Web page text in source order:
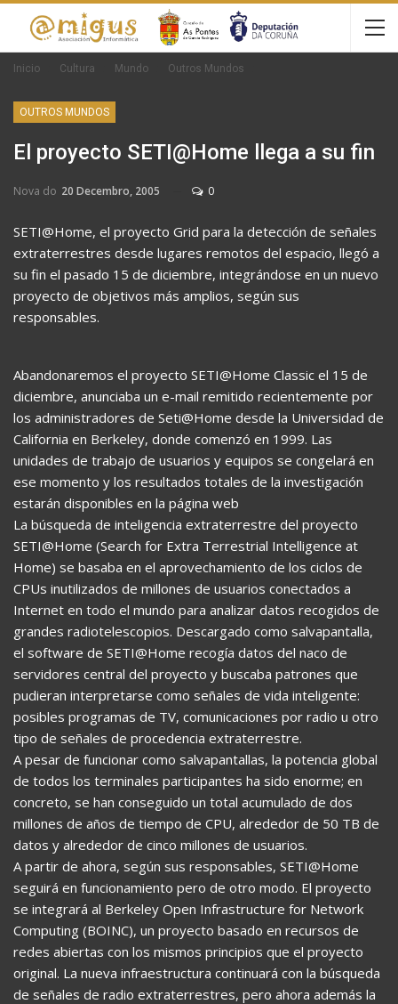
Inicio Cultura Mundo Outros Mundos
OUTROS MUNDOS
El proyecto SETI@Home llega a su fin
Nova do 20 Decembro, 2005 0
SETI@Home, el proyecto Grid para la detección de señales
extraterrestres desde lugares remotos del espacio, llegó a
su fin el pasado 15 de diciembre, integrándose en un nuevo
proyecto de objetivos más amplios, según sus
responsables.
Abandonaremos el proyecto SETI@Home Classic el 15 de
diciembre, anunciaba un e-mail remitido recientemente por
los administradores de Seti@Home desde la Universidad de
California en Berkeley, donde comenzó en 1999. Las
unidades de trabajo de usuarios y equipos se congelará en
ese momento y los resultados totales de la investigación
estarán disponibles en la página web
La búsqueda de inteligencia extraterrestre del proyecto
SETI@Home (Search for Extra Terrestrial Intelligence at
Home) se basaba en el aprovechamiento de los ciclos de
CPUs inutilizados de millones de usuarios conectados a
Internet en todo el mundo para analizar datos recogidos de
grandes radiotelescopios. Descargado como salvapantalla,
el software de SETI@Home recogía datos del naco de
servidores central del proyecto y buscaba patrones que
pudieran interpretarse como señales de vida inteligente:
posibles programas de TV, comunicaciones por radio u otro
tipo de señales de procedencia extraterrestre.
A pesar de funcionar como salvapantallas, la potencia global
de todos los terminales participantes ha sido enorme; en
concreto, se han conseguido un total acumulado de dos
millones de años de tiempo de CPU, alrededor de 50 TB de
datos y alrededor de cinco millones de usuarios.
A partir de ahora, según sus responsables, SETI@Home
seguirá en funcionamiento pero de otro modo. El proyecto
se integrará al Berkeley Open Infrastructure for Network
Computing (BOINC), un proyecto basado en recursos de
redes abiertas con los mismos principios que el proyecto
original. La nueva infraestructura continuará con la búsqueda
de señales de radio extraterrestres, pero ahora además la